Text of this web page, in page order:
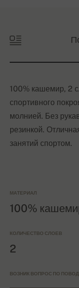
100% кашемир, 2
спортивного
молнией. Без
резинкой.
занятий спортом.
МАТЕРИАЛ
100%
КОЛИЧЕСТВО СЛОЕВ
2
ВОЗНИК ВОПРОС ПО